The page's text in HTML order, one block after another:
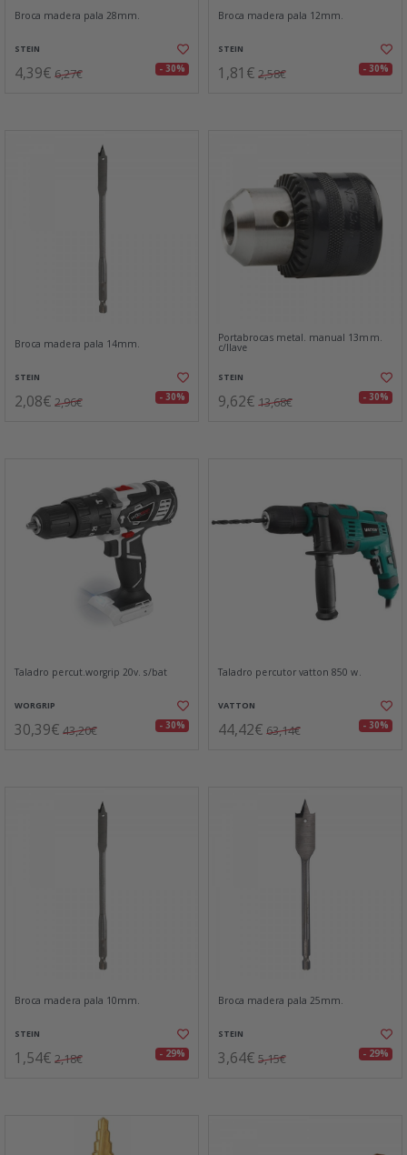
Broca madera pala 28mm.
STEIN
4,39€ 6,27€ - 30%
Broca madera pala 12mm.
STEIN
1,81€ 2,58€ - 30%
Broca madera pala 14mm.
STEIN
2,08€ 2,96€ - 30%
Portabrocas metal. manual 13mm.
c/llave
STEIN
9,62€ 13,68€ - 30%
Taladro percut.worgrip 20v. s/bat
WORGRIP
30,39€ 43,20€ - 30%
Taladro percutor vatton 850 w.
VATTON
44,42€ 63,14€ - 30%
Broca madera pala 10mm.
STEIN
1,54€ 2,18€ - 29%
Broca madera pala 25mm.
STEIN
3,64€ 5,15€ - 29%